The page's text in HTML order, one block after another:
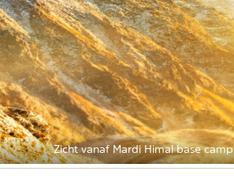
Zicht vanaf Mardi Himal base camp